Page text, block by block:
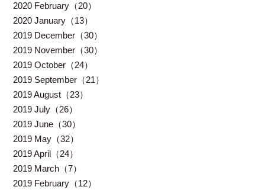
2020 February（20）
2020 January（13）
2019 December（30）
2019 November（30）
2019 October（24）
2019 September（21）
2019 August（23）
2019 July（26）
2019 June（30）
2019 May（32）
2019 April（24）
2019 March（7）
2019 February（12）